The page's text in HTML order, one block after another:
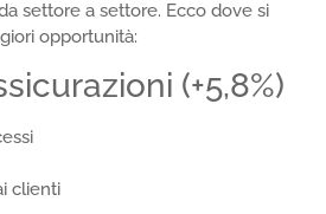
settore a settore. Ecco dove si
opportunità:
(+5,8%)
clienti